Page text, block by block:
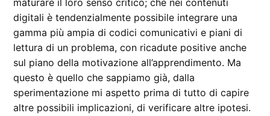
maturare il loro senso critico; che nei contenuti
digitali è tendenzialmente possibile integrare una
gamma più ampia di codici comunicativi e piani di
lettura di un problema, con ricadute positive anche
sul piano della motivazione all’apprendimento. Ma
questo è quello che sappiamo già, dalla
sperimentazione mi aspetto prima di tutto di capire
altre possibili implicazioni, di verificare altre ipotesi.